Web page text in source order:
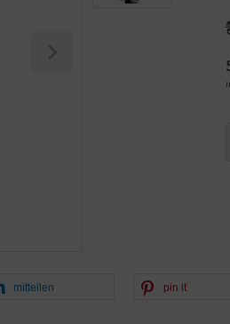
mitteilen pin it